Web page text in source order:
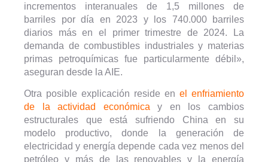
incrementos interanuales de 1,5 millones de
barriles por día en 2023 y los 740.000 barriles
diarios más en el primer trimestre de 2024. La
demanda de combustibles industriales y materias
primas petroquímicas fue particularmente débil»,
aseguran desde la AIE.
Otra posible explicación reside en el enfriamiento
de la actividad económica y en los cambios
estructurales que está sufriendo China en su
modelo productivo, donde la generación de
electricidad y energía depende cada vez menos del
petróleo y más de las renovables y la energía